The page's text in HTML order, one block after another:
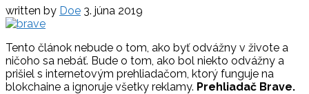
written by Doe 3. júna 2019
Tento článok nebude o tom, ako byť odvážny v živote a
ničoho sa nebáť. Bude o tom, ako bol niekto odvážny a
prišiel s internetovým prehliadačom, ktorý funguje na
blokchaine a ignoruje všetky reklamy. Prehliadač Brave.